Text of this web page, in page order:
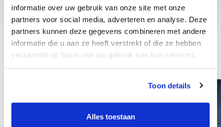
informatie over uw gebruik van onze site met onze
partners voor social media, adverteren en analyse. Deze
partners kunnen deze gegevens combineren met andere
informatie die u aan ze heeft verstrekt of die ze hebben
verzameld op basis van uw gebruik van hun services.
Toon details
Alles toestaan
Ostali zaposlenici